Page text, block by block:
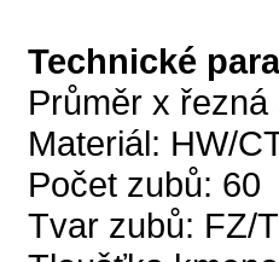
Technické
Průměr x
Materiál: HW/
Počet zubů: 60
Tvar zubů: FZ/